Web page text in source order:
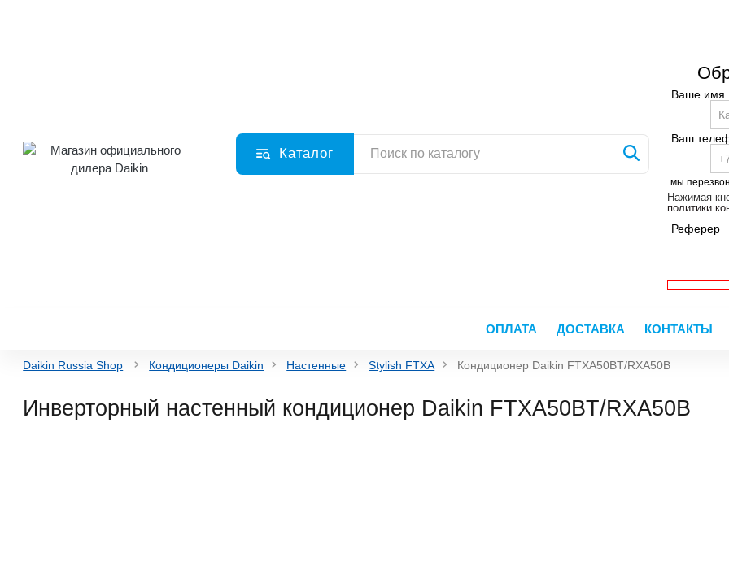
Каталог
Ваше имя
Ваш
мы
Нажимая
политики
Реферер
ОПЛАТА ДОСТАВКА КОНТАКТЫ
Daikin Russia Shop Кондиционеры Daikin Настенные Stylish FTXA Кондиционер Daikin FTXA50BT/RXA50B
Инверторный настенный кондиционер Daikin FTXA50BT/RXA50B